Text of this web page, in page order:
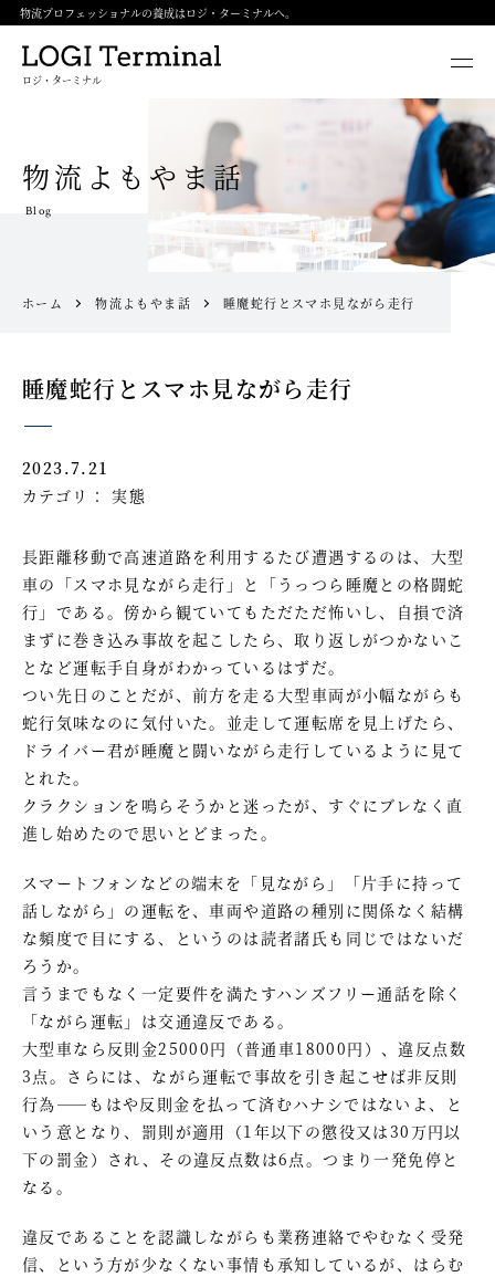
物流プロフェッショナルの養成はロジ・ターミナルへ。
ロジ・ターミナル
物流よもやま話
Blog
ホーム 物流よもやま話 睡魔蛇行とスマホ見ながら走行
睡魔蛇行とスマホ見ながら走行
2023.7.21
カテゴリ： 実態
長距離移動で高速道路を利用するたび遭遇するのは、大型
車の「スマホ見ながら走行」と「うっつら睡魔との格闘蛇
行」である。傍から観ていてもただただ怖いし、自損で済
まずに巻き込み事故を起こしたら、取り返しがつかないこ
となど運転手自身がわかっているはずだ。
つい先日のことだが、前方を走る大型車両が小幅ながらも
蛇行気味なのに気付いた。並走して運転席を見上げたら、
ドライバー君が睡魔と闘いながら走行しているように見て
とれた。
クラクションを鳴らそうかと迷ったが、すぐにブレなく直
進し始めたので思いとどまった。
スマートフォンなどの端末を「見ながら」「片手に持って
話しながら」の運転を、車両や道路の種別に関係なく結構
な頻度で目にする、というのは読者諸氏も同じではないだ
ろうか。
言うまでもなく一定要件を満たすハンズフリー通話を除く
「ながら運転」は交通違反である。
大型車なら反則金25000円（普通車18000円）、違反点数
3点。さらには、ながら運転で事故を引き起こせば非反則
行為――もはや反則金を払って済むハナシではないよ、と
いう意となり、罰則が適用（1年以下の懲役又は30万円以
下の罰金）され、その違反点数は6点。つまり一発免停と
なる。
違反であることを認識しながらも業務連絡でやむなく受発
信、という方が少なくない事情も承知しているが、はらむ